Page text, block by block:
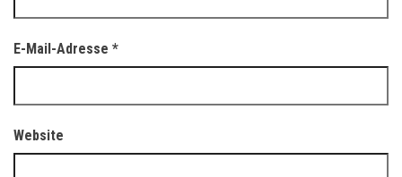
E-Mail-Adresse *
Website